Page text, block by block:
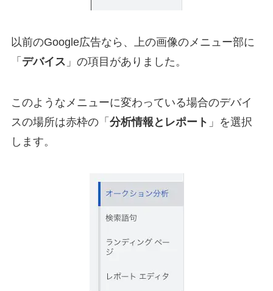
以前のGoogle広告なら、上の画像のメニュー部に
「 デバイス 」の項目がありました。
このようなメニューに変わっている場合のデバイ
スの場所は赤枠の「 分析情報とレポート 」を選択
します。